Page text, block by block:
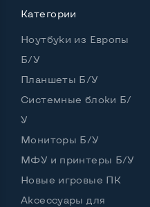
Частота процессора
Intel Core i5-2410M
Тип оперативной памяти
SSD
Категории
Ноутбуки из Европы
Б/У
Планшеты Б/У
Системные блоки Б/
У
Мониторы Б/У
МФУ и принтеры Б/У
Новые игровые ПК
Аксессуары для